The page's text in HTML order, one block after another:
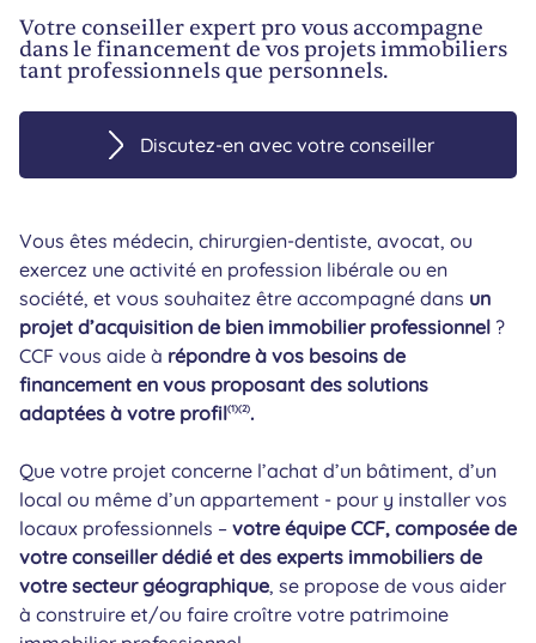
Votre conseiller expert pro vous accompagne
dans le financement de vos projets immobiliers
tant professionnels que personnels.
Discutez-en avec votre conseiller
Vous êtes médecin, chirurgien-dentiste, avocat, ou
exercez une activité en profession libérale ou en
société, et vous souhaitez être accompagné dans un
projet d’acquisition de bien immobilier professionnel ?
CCF vous aide à répondre à vos besoins de
financement en vous proposant des solutions
adaptées à votre profil(1)(2).
Que votre projet concerne l’achat d’un bâtiment, d’un
local ou même d’un appartement - pour y installer vos
locaux professionnels – votre équipe CCF, composée de
votre conseiller dédié et des experts immobiliers de
votre secteur géographique, se propose de vous aider
à construire et/ou faire croître votre patrimoine